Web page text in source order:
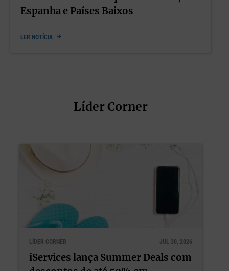
Espanha e Países Baixos
LER NOTÍCIA
Líder Corner
LÍDER CORNER JUL 22, 2026
Bem-estar e performance nunca